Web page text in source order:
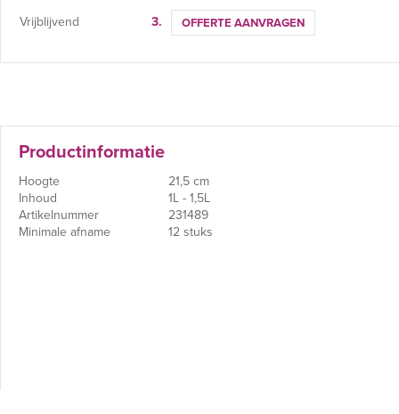
Vrijblijvend 3. OFFERTE AANVRAGEN
Productinformatie
Hoogte
21,5 cm
Inhoud
1L - 1,5L
Artikelnummer
231489
Minimale afname
12 stuks